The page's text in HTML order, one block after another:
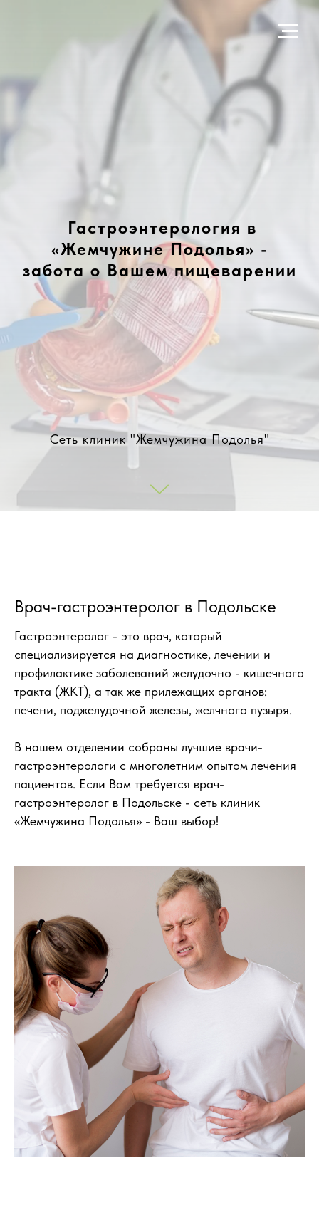
Гастроэнтерология в
«Жемчужине Подолья» -
забота о Вашем пищеварении
Сеть клиник "Жемчужина Подолья"
Врач-гастроэнтеролог в Подольске
Гастроэнтеролог - это врач, который
специализируется на диагностике, лечении и
профилактике заболеваний желудочно - кишечного
тракта (ЖКТ), а так же прилежащих органов:
печени, поджелудочной железы, желчного пузыря.
В нашем отделении собраны лучшие врачи-
гастроэнтерологи с многолетним опытом лечения
пациентов. Если Вам требуется врач-
гастроэнтеролог в Подольске - сеть клиник
«Жемчужина Подолья» - Ваш выбор!